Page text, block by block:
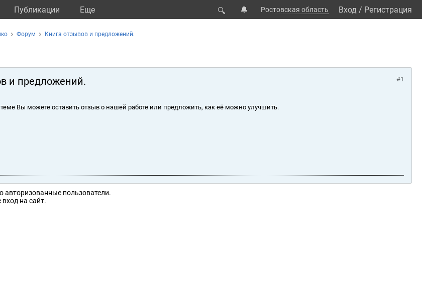
Публикации Eще 🔍 🔔 Ростовская область Вход / Регистрация
Форум Книга отзывов и предложений.
и предложений. #1
теме Вы можете оставить отзыв о нашей работе или предложить, как её можно улучшить.
авторизованные пользователи.
на сайт.